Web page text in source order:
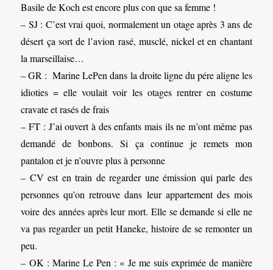
Basile de Koch est encore plus con que sa femme !
– SJ : C’est vrai quoi, normalement un otage après 3 ans de
désert ça sort de l’avion rasé, musclé, nickel et en chantant
la marseillaise…
– GR : Marine LePen dans la droite ligne du pére aligne les
idioties = elle voulait voir les otages rentrer en costume
cravate et rasés de frais
– FT : J’ai ouvert à des enfants mais ils ne m’ont même pas
demandé de bonbons. Si ça continue je remets mon
pantalon et je n’ouvre plus à personne
– CV est en train de regarder une émission qui parle des
personnes qu’on retrouve dans leur appartement des mois
voire des années après leur mort. Elle se demande si elle ne
va pas regarder un petit Haneke, histoire de se remonter un
peu.
– OK : Marine Le Pen : « Je me suis exprimée de manière